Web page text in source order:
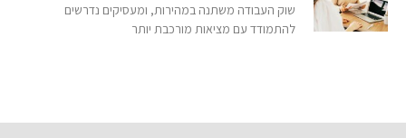
שוק העבודה משתנה במהירות, ומעסיקים נדרשים
להתמודד עם מציאות מורכבת יותר